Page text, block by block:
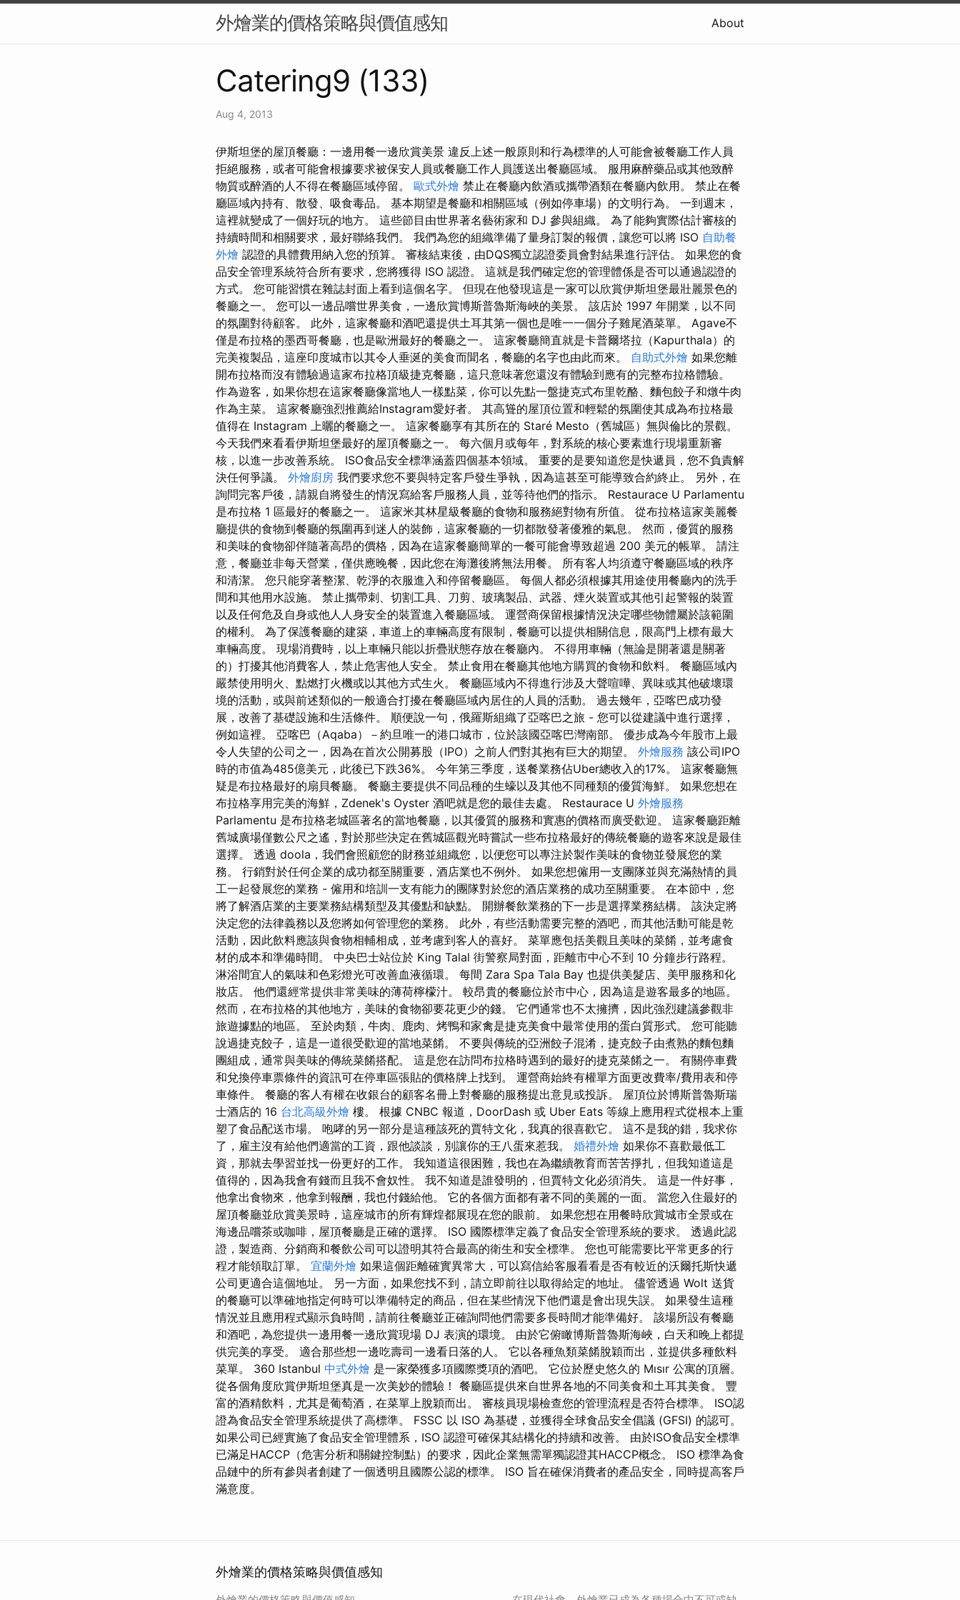
外燴業的價格策略與價值感知 About
Catering9 (133)
Aug 4, 2013
伊斯坦堡的屋頂餐廳：一邊用餐一邊欣賞美景 違反上述一般原則和行為標準的人可能會被餐廳工作人員
拒絕服務，或者可能會根據要求被保安人員或餐廳工作人員護送出餐廳區域。 服用麻醉藥品或其他致醉
物質或醉酒的人不得在餐廳區域停留。 歐式外燴 禁止在餐廳內飲酒或攜帶酒類在餐廳內飲用。 禁止在餐
廳區域內持有、散發、吸食毒品。 基本期望是餐廳和相關區域（例如停車場）的文明行為。 一到週末，
這裡就變成了一個好玩的地方。 這些節目由世界著名藝術家和 DJ 參與組織。 為了能夠實際估計審核的
持續時間和相關要求，最好聯絡我們。 我們為您的組織準備了量身訂製的報價，讓您可以將 ISO 自助餐
外燴 認證的具體費用納入您的預算。 審核結束後，由DQS獨立認證委員會對結果進行評估。 如果您的食
品安全管理系統符合所有要求，您將獲得 ISO 認證。 這就是我們確定您的管理體係是否可以通過認證的
方式。 您可能習慣在雜誌封面上看到這個名字。 但現在他發現這是一家可以欣賞伊斯坦堡最壯麗景色的
餐廳之一。 您可以一邊品嚐世界美食，一邊欣賞博斯普魯斯海峽的美景。 該店於 1997 年開業，以不同
的氛圍對待顧客。 此外，這家餐廳和酒吧還提供土耳其第一個也是唯一一個分子雞尾酒菜單。 Agave不
僅是布拉格的墨西哥餐廳，也是歐洲最好的餐廳之一。 這家餐廳簡直就是卡普爾塔拉（Kapurthala）的
完美複製品，這座印度城市以其令人垂涎的美食而聞名，餐廳的名字也由此而來。 自助式外燴 如果您離
開布拉格而沒有體驗過這家布拉格頂級捷克餐廳，這只意味著您還沒有體驗到應有的完整布拉格體驗。
作為遊客，如果你想在這家餐廳像當地人一樣點菜，你可以先點一盤捷克式布里乾酪、麵包餃子和燉牛肉
作為主菜。 這家餐廳強烈推薦給Instagram愛好者。 其高聳的屋頂位置和輕鬆的氛圍使其成為布拉格最
值得在 Instagram 上曬的餐廳之一。 這家餐廳享有其所在的 Staré Mesto（舊城區）無與倫比的景觀。
今天我們來看看伊斯坦堡最好的屋頂餐廳之一。 每六個月或每年，對系統的核心要素進行現場重新審
核，以進一步改善系統。 ISO食品安全標準涵蓋四個基本領域。 重要的是要知道您是快遞員，您不負責解
決任何爭議。 外燴廚房 我們要求您不要與特定客戶發生爭執，因為這甚至可能導致合約終止。 另外，在
詢問完客戶後，請親自將發生的情況寫給客戶服務人員，並等待他們的指示。 Restaurace U Parlamentu
是布拉格 1 區最好的餐廳之一。 這家米其林星級餐廳的食物和服務絕對物有所值。 從布拉格這家美麗餐
廳提供的食物到餐廳的氛圍再到迷人的裝飾，這家餐廳的一切都散發著優雅的氣息。 然而，優質的服務
和美味的食物卻伴隨著高昂的價格，因為在這家餐廳簡單的一餐可能會導致超過 200 美元的帳單。 請注
意，餐廳並非每天營業，僅供應晚餐，因此您在海灘後將無法用餐。 所有客人均須遵守餐廳區域的秩序
和清潔。 您只能穿著整潔、乾淨的衣服進入和停留餐廳區。 每個人都必須根據其用途使用餐廳內的洗手
間和其他用水設施。 禁止攜帶刺、切割工具、刀剪、玻璃製品、武器、煙火裝置或其他引起警報的裝置
以及任何危及自身或他人人身安全的裝置進入餐廳區域。 運營商保留根據情況決定哪些物體屬於該範圍
的權利。 為了保護餐廳的建築，車道上的車輛高度有限制，餐廳可以提供相關信息，限高門上標有最大
車輛高度。 現場消費時，以上車輛只能以折疊狀態存放在餐廳內。 不得用車輛（無論是開著還是關著
的）打擾其他消費客人，禁止危害他人安全。 禁止食用在餐廳其他地方購買的食物和飲料。 餐廳區域內
嚴禁使用明火、點燃打火機或以其他方式生火。 餐廳區域內不得進行涉及大聲喧嘩、異味或其他破壞環
境的活動，或與前述類似的一般適合打擾在餐廳區域內居住的人員的活動。 過去幾年，亞喀巴成功發
展，改善了基礎設施和生活條件。 順便說一句，俄羅斯組織了亞喀巴之旅 - 您可以從建議中進行選擇，
例如這裡。 亞喀巴（Aqaba）－約旦唯一的港口城市，位於該國亞喀巴灣南部。 優步成為今年股市上最
令人失望的公司之一，因為在首次公開募股（IPO）之前人們對其抱有巨大的期望。 外燴服務 該公司IPO
時的市值為485億美元，此後已下跌36%。 今年第三季度，送餐業務佔Uber總收入的17%。 這家餐廳無
疑是布拉格最好的扇貝餐廳。 餐廳主要提供不同品種的生蠔以及其他不同種類的優質海鮮。 如果您想在
布拉格享用完美的海鮮，Zdenek's Oyster 酒吧就是您的最佳去處。 Restaurace U 外燴服務
Parlamentu 是布拉格老城區著名的當地餐廳，以其優質的服務和實惠的價格而廣受歡迎。 這家餐廳距離
舊城廣場僅數公尺之遙，對於那些決定在舊城區觀光時嘗試一些布拉格最好的傳統餐廳的遊客來說是最佳
選擇。 透過 doola，我們會照顧您的財務並組織您，以便您可以專注於製作美味的食物並發展您的業
務。 行銷對於任何企業的成功都至關重要，酒店業也不例外。 如果您想僱用一支團隊並與充滿熱情的員
工一起發展您的業務 - 僱用和培訓一支有能力的團隊對於您的酒店業務的成功至關重要。 在本節中，您
將了解酒店業的主要業務結構類型及其優點和缺點。 開辦餐飲業務的下一步是選擇業務結構。 該決定將
決定您的法律義務以及您將如何管理您的業務。 此外，有些活動需要完整的酒吧，而其他活動可能是乾
活動，因此飲料應該與食物相輔相成，並考慮到客人的喜好。 菜單應包括美觀且美味的菜餚，並考慮食
材的成本和準備時間。 中央巴士站位於 King Talal 街警察局對面，距離市中心不到 10 分鐘步行路程。
淋浴間宜人的氣味和色彩燈光可改善血液循環。 每間 Zara Spa Tala Bay 也提供美髮店、美甲服務和化
妝店。 他們還經常提供非常美味的薄荷檸檬汁。 較昂貴的餐廳位於市中心，因為這是遊客最多的地區。
然而，在布拉格的其他地方，美味的食物卻要花更少的錢。 它們通常也不太擁擠，因此強烈建議參觀非
旅遊據點的地區。 至於肉類，牛肉、鹿肉、烤鴨和家禽是捷克美食中最常使用的蛋白質形式。 您可能聽
說過捷克餃子，這是一道很受歡迎的當地菜餚。 不要與傳統的亞洲餃子混淆，捷克餃子由煮熟的麵包麵
團組成，通常與美味的傳統菜餚搭配。 這是您在訪問布拉格時遇到的最好的捷克菜餚之一。 有關停車費
和兌換停車票條件的資訊可在停車區張貼的價格牌上找到。 運營商始終有權單方面更改費率/費用表和停
車條件。 餐廳的客人有權在收銀台的顧客名冊上對餐廳的服務提出意見或投訴。 屋頂位於博斯普魯斯瑞
士酒店的 16 台北高級外燴 樓。 根據 CNBC 報道，DoorDash 或 Uber Eats 等線上應用程式從根本上重
塑了食品配送市場。 咆哮的另一部分是這種該死的賈特文化，我真的很喜歡它。 這不是我的錯，我求你
了，雇主沒有給他們適當的工資，跟他談談，別讓你的王八蛋來惹我。 婚禮外燴 如果你不喜歡最低工
資，那就去學習並找一份更好的工作。 我知道這很困難，我也在為繼續教育而苦苦掙扎，但我知道這是
值得的，因為我會有錢而且我不會奴性。 我不知道是誰發明的，但賈特文化必須消失。 這是一件好事，
他拿出食物來，他拿到報酬，我也付錢給他。 它的各個方面都有著不同的美麗的一面。 當您入住最好的
屋頂餐廳並欣賞美景時，這座城市的所有輝煌都展現在您的眼前。 如果您想在用餐時欣賞城市全景或在
海邊品嚐茶或咖啡，屋頂餐廳是正確的選擇。 ISO 國際標準定義了食品安全管理系統的要求。 透過此認
證，製造商、分銷商和餐飲公司可以證明其符合最高的衛生和安全標準。 您也可能需要比平常更多的行
程才能領取訂單。 宜蘭外燴 如果這個距離確實異常大，可以寫信給客服看看是否有較近的沃爾托斯快遞
公司更適合這個地址。 另一方面，如果您找不到，請立即前往以取得給定的地址。 儘管透過 Wolt 送貨
的餐廳可以準確地指定何時可以準備特定的商品，但在某些情況下他們還是會出現失誤。 如果發生這種
情況並且應用程式顯示負時間，請前往餐廳並正確詢問他們需要多長時間才能準備好。 該場所設有餐廳
和酒吧，為您提供一邊用餐一邊欣賞現場 DJ 表演的環境。 由於它俯瞰博斯普魯斯海峽，白天和晚上都提
供完美的享受。 適合那些想一邊吃壽司一邊看日落的人。 它以各種魚類菜餚脫穎而出，並提供多種飲料
菜單。 360 Istanbul 中式外燴 是一家榮獲多項國際獎項的酒吧。 它位於歷史悠久的 Mısır 公寓的頂層。
從各個角度欣賞伊斯坦堡真是一次美妙的體驗！ 餐廳區提供來自世界各地的不同美食和土耳其美食。 豐
富的酒精飲料，尤其是葡萄酒，在菜單上脫穎而出。 審核員現場檢查您的管理流程是否符合標準。 ISO認
證為食品安全管理系統提供了高標準。 FSSC 以 ISO 為基礎，並獲得全球食品安全倡議 (GFSI) 的認可。
如果公司已經實施了食品安全管理體系，ISO 認證可確保其結構化的持續和改善。 由於ISO食品安全標準
已滿足HACCP（危害分析和關鍵控制點）的要求，因此企業無需單獨認證其HACCP概念。 ISO 標準為食
品鏈中的所有參與者創建了一個透明且國際公認的標準。 ISO 旨在確保消費者的產品安全，同時提高客戶
滿意度。
外燴業的價格策略與價值感知